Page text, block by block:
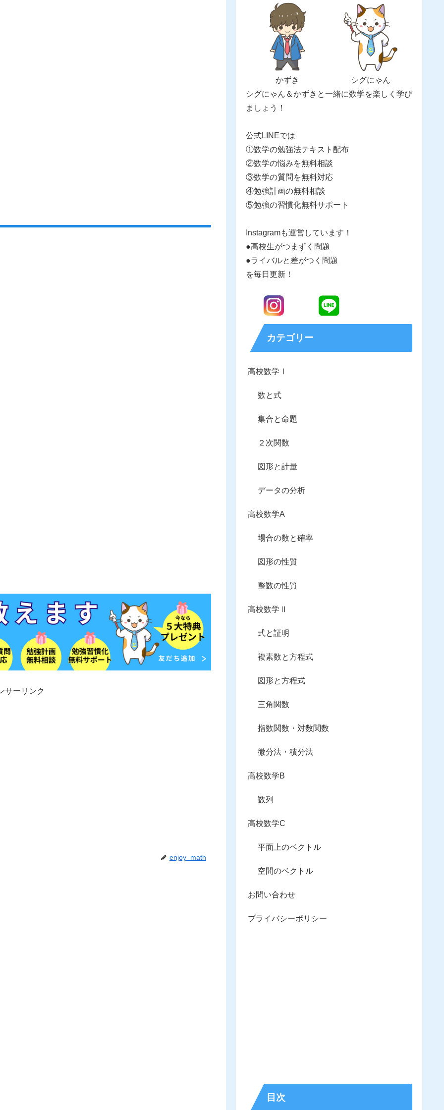
サーリンク
enjoy_math
かずき
シグにゃん
シグにゃん＆かずきと一緒に数学を楽しく学び
ましょう！
公式LINEでは
①数学の勉強法テキスト配布
②数学の悩みを無料相談
③数学の質問を無料対応
④勉強計画の無料相談
⑤勉強の習慣化無料サポート
Instagramも運営しています！
●高校生がつまずく問題
●ライバルと差がつく問題
を毎日更新！
カテゴリー
高校数学Ⅰ
数と式
集合と命題
２次関数
図形と計量
データの分析
高校数学A
場合の数と確率
図形の性質
整数の性質
高校数学Ⅱ
式と証明
複素数と方程式
図形と方程式
三角関数
指数関数・対数関数
微分法・積分法
高校数学B
数列
高校数学C
平面上のベクトル
空間のベクトル
お問い合わせ
プライバシーポリシー
目次